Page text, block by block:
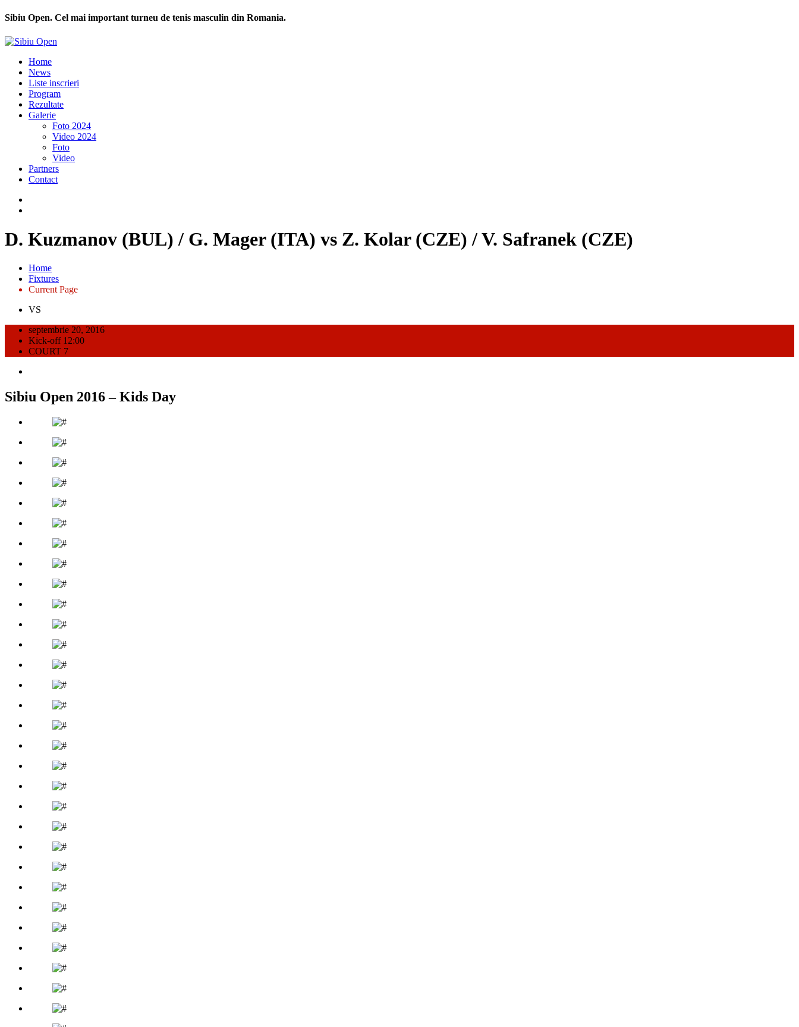
Sibiu Open. Cel mai important turneu de tenis masculin din Romania.
Home
News
Liste inscrieri
Program
Rezultate
Galerie
Foto 2024
Video 2024
Foto
Video
Partners
Contact
D. Kuzmanov (BUL) / G. Mager (ITA) vs Z. Kolar (CZE) / V. Safranek (CZE)
Home
Fixtures
Current Page
VS
septembrie 20, 2016
Kick-off 12:00
COURT 7
Sibiu Open 2016 – Kids Day